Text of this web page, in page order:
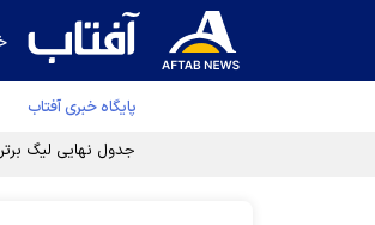
پایگاه خبری آفتاب
جدول نهایی لیگ